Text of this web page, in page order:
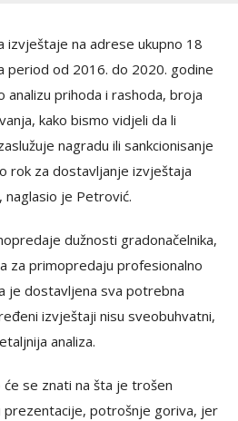
izvještaje na adrese ukupno 18
period od 2016. do 2020. godine
analizu prihoda i rashoda, broja
kako bismo vidjeli da li
nagradu ili sankcionisanje
rok za dostavljanje izvještaja
naglasio je Petrović.
dužnosti gradonačelnika,
za primopredaju profesionalno
je dostavljena sva potrebna
izvještaji nisu sveobuhvatni,
analiza.
će se znati na šta je trošen
prezentacije, potrošnje goriva, jer